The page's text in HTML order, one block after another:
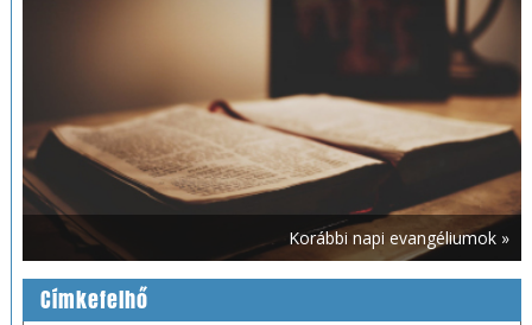
Korábbi napi evangéliumok »
Címkefelhő